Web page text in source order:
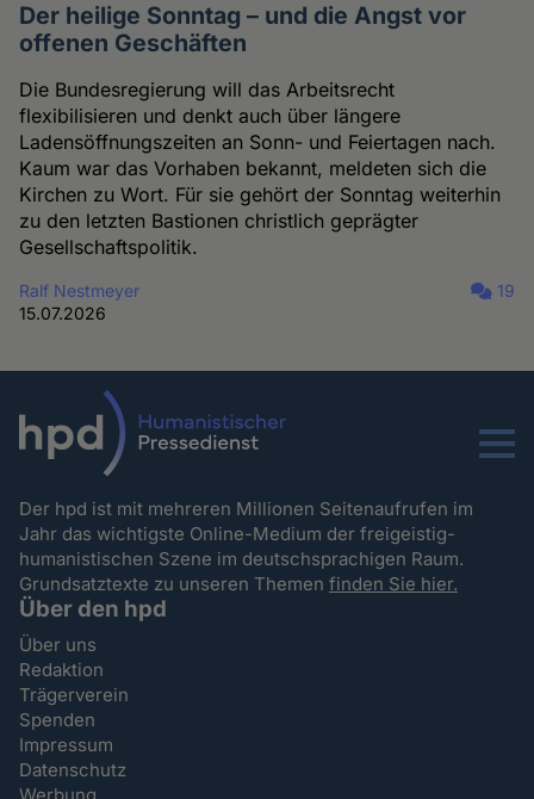
Der heilige Sonntag – und die Angst vor
offenen Geschäften
Die Bundesregierung will das Arbeitsrecht
flexibilisieren und denkt auch über längere
Ladensöffnungszeiten an Sonn- und Feiertagen nach.
Kaum war das Vorhaben bekannt, meldeten sich die
Kirchen zu Wort. Für sie gehört der Sonntag weiterhin
zu den letzten Bastionen christlich geprägter
Gesellschaftspolitik.
Ralf Nestmeyer
15.07.2026
19
Menu
Der hpd ist mit mehreren Millionen Seitenaufrufen im
Jahr das wichtigste Online-Medium der freigeistig-
humanistischen Szene im deutschsprachigen Raum.
Grundsatztexte zu unseren Themenfinden Sie hier.
Über den hpd
Über uns
Redaktion
Trägerverein
Spenden
Impressum
Datenschutz